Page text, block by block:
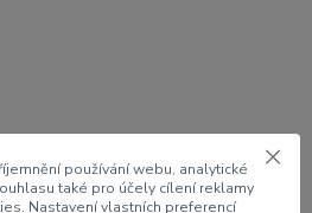
používání webu, analytické
také pro účely cílení reklamy
Nastavení vlastních preferencí